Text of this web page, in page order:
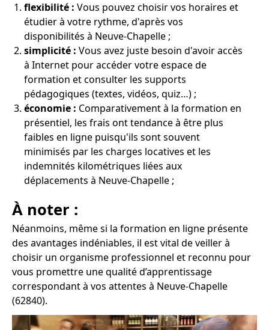
flexibilité : Vous pouvez choisir vos horaires et
étudier à votre rythme, d'après vos
disponibilités à Neuve-Chapelle ;
simplicité : Vous avez juste besoin d'avoir accès
à Internet pour accéder votre espace de
formation et consulter les supports
pédagogiques (textes, vidéos, quiz…) ;
économie : Comparativement à la formation en
présentiel, les frais ont tendance à être plus
faibles en ligne puisqu'ils sont souvent
minimisés par les charges locatives et les
indemnités kilométriques liées aux
déplacements à Neuve-Chapelle ;
À noter :
Néanmoins, même si la formation en ligne présente
des avantages indéniables, il est vital de veiller à
choisir un organisme professionnel et reconnu pour
vous promettre une qualité d’apprentissage
correspondant à vos attentes à Neuve-Chapelle
(62840).